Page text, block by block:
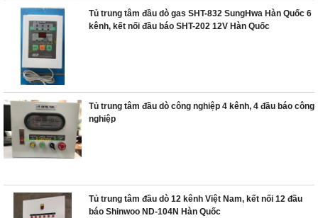
Tủ trung tâm đầu dò gas SHT-832 SungHwa Hàn Quốc 6
kênh, kết nối đầu báo SHT-202 12V Hàn Quốc
Tủ trung tâm đầu dò công nghiệp 4 kênh, 4 đầu báo công
nghiệp
Tủ trung tâm đầu dò 12 kênh Việt Nam, kết nối 12 đầu
báo Shinwoo ND-104N Hàn Quốc